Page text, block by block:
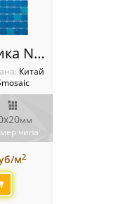
COV09-1 Мозаика NSmosaic
Китай
мм
чипа
м2